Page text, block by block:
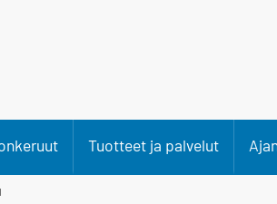
Tuotteet ja palvelut